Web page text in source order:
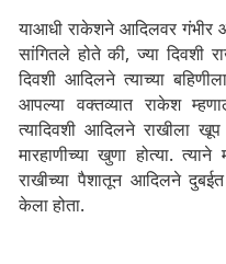
याआधी राकेशने आदिलवर गंभीर
सांगितले होते की, ज्या दिवशी
दिवशी आदिलने त्याच्या
आपल्या वक्तव्यात राकेश
त्यादिवशी आदिलने राखीला खूप
मारहाणीच्या खुणा होत्या.
राखीच्या पैशातून आदिलने
केला होता.